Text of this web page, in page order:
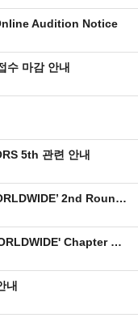
Audition Notice
수 마감 안내
5th 관련 안내
[Notice] ‘2021 FNC PICK UP STAGE: WORLDWIDE’ 2nd Round Participants and Schedule Announcement (EN/CN/JP)
[Notice] 2021 'FNC PICK UP STAGE : WORLDWIDE' Chapter One / Audition Application Guide (EN/JP/CN)
내